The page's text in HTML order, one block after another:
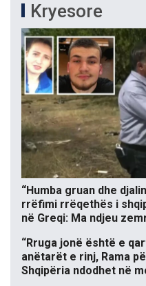
Kryesore
“Humba gruan dhe
rrëfimi rrëqethës i
në Greqi: Ma ndjeu
“Rruga jonë është e
anëtarët e rinj, Rama
Shqipëria ndodhet në